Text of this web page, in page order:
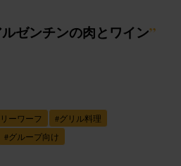
ゼンチンの肉とワイン”
ーワーフ #グリル料理
#グループ向け